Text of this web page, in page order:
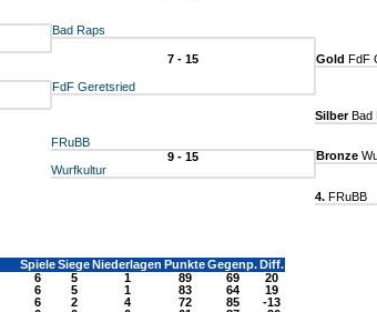
Bad Raps
7 - 15
Gold FdF
FdF Geretsried
SilberBad
FRuBB
9 - 15
Bronze
Wurfkultur
4. FRuBB
SpieleSiegeNiederlagen PunkteGegenp.Diff.
6 5 1 89 69
20
6 5 1 83 64
19
6 2 4 72 85
-13